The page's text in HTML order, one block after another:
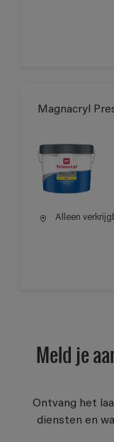
Magnacryl
Alleen
Meld je
Ontvang het
diensten en